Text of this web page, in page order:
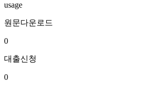
usage
원문다운로드
0
대출신청
0